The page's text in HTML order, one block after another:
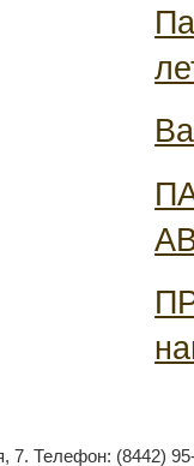
7. Телефон: (8442)